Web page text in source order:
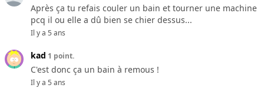
Après ça tu refais couler un bain et tourner une machine
pcq il ou elle a dû bien se chier dessus...
Il y a 5 ans
kad 1 point.
C'est donc ça un bain à remous !
Il y a 5 ans